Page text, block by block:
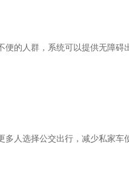
的人群，系统可以提供无障碍
人选择公交出行，减少私家车